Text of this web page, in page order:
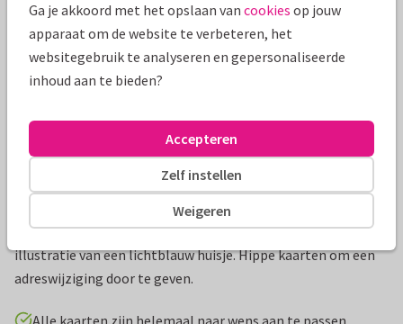
Productinformatie
Trendy verhuiskaarten met groene rand en krullen. Met
illustratie van een lichtblauw huisje. Hippe kaarten om een
adreswijziging door te geven.
Ga je akkoord met het opslaan van cookies op jouw
apparaat om de website te verbeteren, het
websitegebruik te analyseren en gepersonaliseerde
inhoud aan te bieden?
Weigeren
Zelf instellen
Accepteren